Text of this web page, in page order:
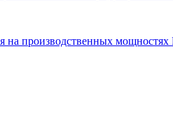
на производственных